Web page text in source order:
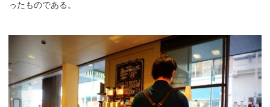
ったものである。